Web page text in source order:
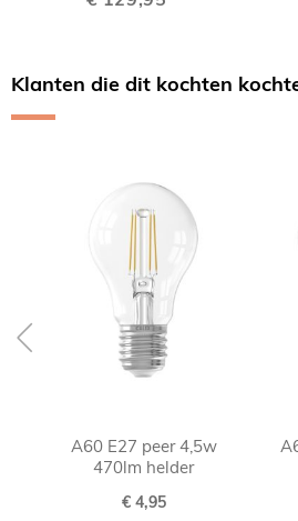
Klanten die dit kochten
A60 E27 peer 4,5w
470lm helder
€ 4,95